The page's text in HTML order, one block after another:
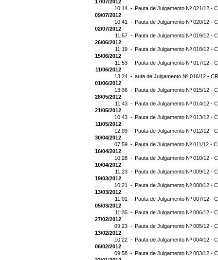
17/07/2012
10:14 - Pauta de Julgamento Nº 021/12 -
09/07/2012
10:41 - Pauta de Julgamento Nº 020/12 -
02/07/2012
11:57 - Pauta de Julgamento Nº 019/12 -
26/06/2012
11:19 - Pauta de Julgamento Nº 018/12 -
15/06/2012
11:53 - Pauta de Julgamento Nº 017/12 -
11/06/2012
13:24 - auta de Julgamento Nº 016/12 -
01/06/2012
13:36 - Pauta de Julgamento Nº 015/12 -
28/05/2012
11:43 - Pauta de Julgamento Nº 014/12 -
21/05/2012
10:43 - Pauta de Julgamento Nº 013/12 -
11/05/2012
12:09 - Pauta de Julgamento Nº 012/12 -
30/04/2012
07:59 - Pauta de Julgamento Nº 011/12 -
16/04/2012
10:28 - Pauta de Julgamento Nº 010/12 -
10/04/2012
11:23 - Pauta de Julgamento Nº 009/12 -
19/03/2012
10:21 - Pauta de Julgamento Nº 008/12 -
13/03/2012
11:01 - Pauta de Julgamento Nº 007/12 -
05/03/2012
11:35 - Pauta de Julgamento Nº 006/12 -
27/02/2012
09:23 - Pauta de Julgamento Nº 005/12 -
13/02/2012
10:22 - Pauta de Julgamento Nº 004/12 -
06/02/2012
09:58 - Pauta de Julgamento Nº 003/12 -